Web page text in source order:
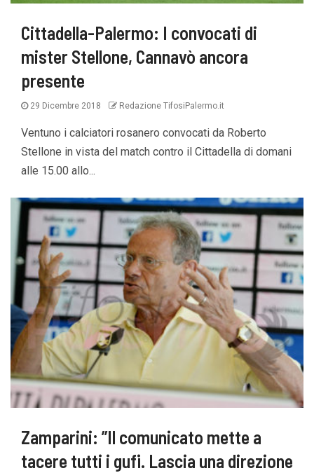
Cittadella-Palermo: I convocati di
mister Stellone, Cannavò ancora
presente
29 Dicembre 2018 Redazione TifosiPalermo.it
Ventuno i calciatori rosanero convocati da Roberto
Stellone in vista del match contro il Cittadella di domani
alle 15.00 allo...
Zamparini: ”Il comunicato mette a
tacere tutti i gufi. Lascia una direzione